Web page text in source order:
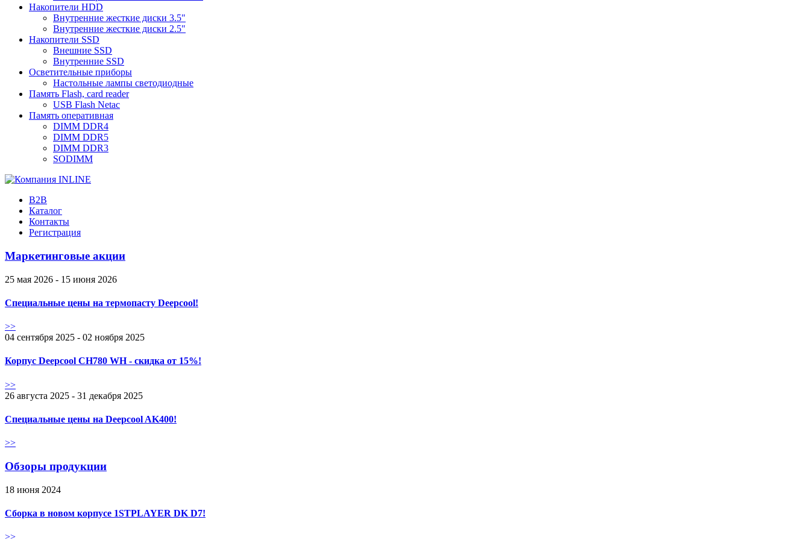
Накопители HDD
Внутренние жесткие диски 3.5"
Внутренние жесткие диски 2.5"
Накопители SSD
Внешние SSD
Внутренние SSD
Осветительные приборы
Настольные лампы светодиодные
Память Flash, card reader
USB Flash Netac
Память оперативная
DIMM DDR4
DIMM DDR5
DIMM DDR3
SODIMM
B2B
Каталог
Контакты
Регистрация
Маркетинговые акции
25 мая 2026 - 15 июня 2026
Специальные цены на термопасту Deepcool!
>>
04 сентября 2025 - 02 ноября 2025
Корпус Deepcool CH780 WH - скидка от 15%!
>>
26 августа 2025 - 31 декабря 2025
Специальные цены на Deepcool AK400!
>>
Обзоры продукции
18 июня 2024
Сборка в новом корпусе 1STPLAYER DK D7!
>>